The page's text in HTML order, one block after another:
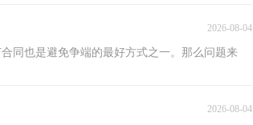
2026-08-04
同也是避免争端的最好方式之一。那么问题来
2026-08-04